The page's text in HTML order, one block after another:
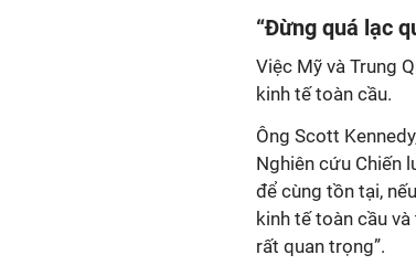
“Đừng quá lạc
Việc Mỹ và Trung
kinh tế toàn cầu.
Ông Scott
Nghiên cứu Chiến
để cùng tồn tại,
kinh tế toàn cầu
rất quan trọng”.